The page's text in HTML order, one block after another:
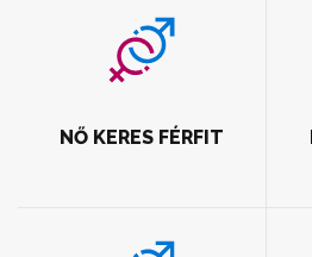
NŐ KERES FÉRFIT